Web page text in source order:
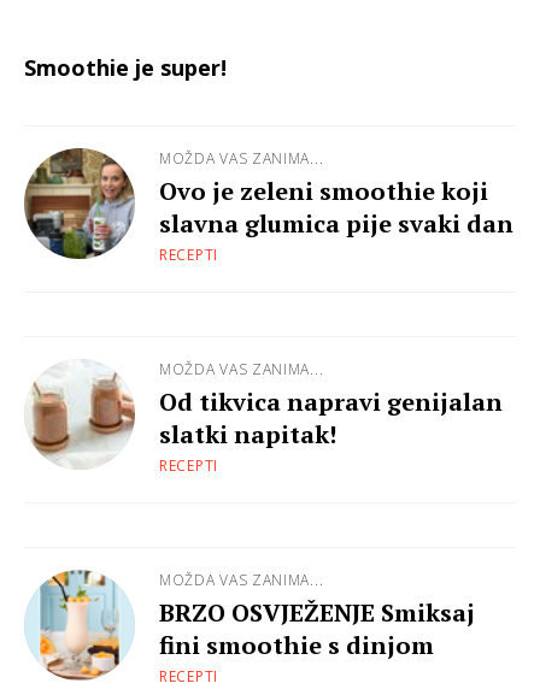
Smoothie je super!
MOŽDA VAS ZANIMA...
Ovo je zeleni smoothie koji
slavna glumica pije svaki dan
RECEPTI
MOŽDA VAS ZANIMA...
Od tikvica napravi genijalan
slatki napitak!
RECEPTI
MOŽDA VAS ZANIMA...
BRZO OSVJEŽENJE Smiksaj
fini smoothie s dinjom
RECEPTI